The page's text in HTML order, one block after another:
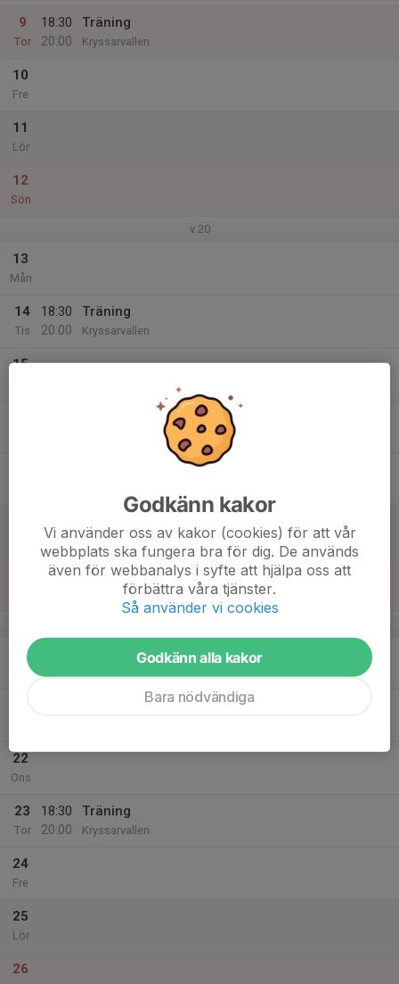
9
Tor
18:30
20:00
Träning
Kryssarvallen
10
Fre
11
Lör
12
Sön
v.20
13
Mån
14
Tis
18:30
20:00
Träning
Kryssarvallen
15
20
Mån
22
Ons
23
Tor
18:30
20:00
Träning
Kryssarvallen
24
Fre
25
Lör
26
Godkänn kakor
Vi använder oss av kakor (cookies) för att vår
webbplats ska fungera bra för dig. De används
även för webbanalys i syfte att hjälpa oss att
förbättra våra tjänster.
Så använder vi cookies
Godkänn alla kakor
Bara nödvändiga